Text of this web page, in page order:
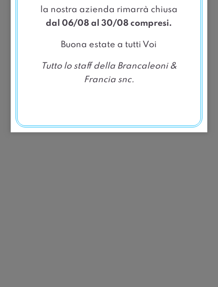
la nostra azienda rimarrà chiusa
dal 06/08 al 30/08 compresi.
Buona estate a tutti Voi
Tutto lo staff della Brancaleoni &
Francia snc.